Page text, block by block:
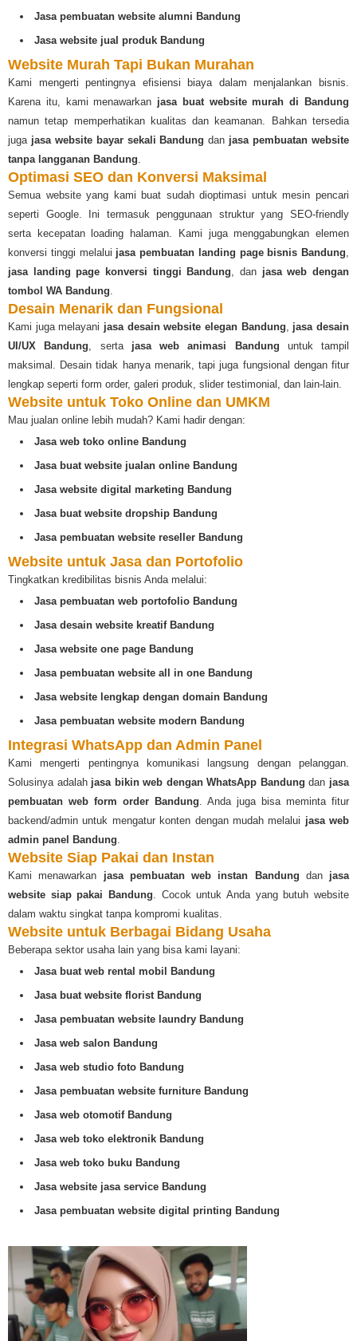
Jasa pembuatan website alumni Bandung
Jasa website jual produk Bandung
Website Murah Tapi Bukan Murahan
Kami mengerti pentingnya efisiensi biaya dalam menjalankan bisnis.
Karena itu, kami menawarkan jasa buat website murah di Bandung
namun tetap memperhatikan kualitas dan keamanan. Bahkan tersedia
juga jasa website bayar sekali Bandung dan jasa pembuatan website
tanpa langganan Bandung.
Optimasi SEO dan Konversi Maksimal
Semua website yang kami buat sudah dioptimasi untuk mesin pencari
seperti Google. Ini termasuk penggunaan struktur yang SEO-friendly
serta kecepatan loading halaman. Kami juga menggabungkan elemen
konversi tinggi melalui jasa pembuatan landing page bisnis Bandung,
jasa landing page konversi tinggi Bandung, dan jasa web dengan
tombol WA Bandung.
Desain Menarik dan Fungsional
Kami juga melayani jasa desain website elegan Bandung, jasa desain
UI/UX Bandung, serta jasa web animasi Bandung untuk tampil
maksimal. Desain tidak hanya menarik, tapi juga fungsional dengan fitur
lengkap seperti form order, galeri produk, slider testimonial, dan lain-lain.
Website untuk Toko Online dan UMKM
Mau jualan online lebih mudah? Kami hadir dengan:
Jasa web toko online Bandung
Jasa buat website jualan online Bandung
Jasa website digital marketing Bandung
Jasa buat website dropship Bandung
Jasa pembuatan website reseller Bandung
Website untuk Jasa dan Portofolio
Tingkatkan kredibilitas bisnis Anda melalui:
Jasa pembuatan web portofolio Bandung
Jasa desain website kreatif Bandung
Jasa website one page Bandung
Jasa pembuatan website all in one Bandung
Jasa website lengkap dengan domain Bandung
Jasa pembuatan website modern Bandung
Integrasi WhatsApp dan Admin Panel
Kami mengerti pentingnya komunikasi langsung dengan pelanggan.
Solusinya adalah jasa bikin web dengan WhatsApp Bandung dan jasa
pembuatan web form order Bandung. Anda juga bisa meminta fitur
backend/admin untuk mengatur konten dengan mudah melalui jasa web
admin panel Bandung.
Website Siap Pakai dan Instan
Kami menawarkan jasa pembuatan web instan Bandung dan jasa
website siap pakai Bandung. Cocok untuk Anda yang butuh website
dalam waktu singkat tanpa kompromi kualitas.
Website untuk Berbagai Bidang Usaha
Beberapa sektor usaha lain yang bisa kami layani:
Jasa buat web rental mobil Bandung
Jasa buat website florist Bandung
Jasa pembuatan website laundry Bandung
Jasa web salon Bandung
Jasa web studio foto Bandung
Jasa pembuatan website furniture Bandung
Jasa web otomotif Bandung
Jasa web toko elektronik Bandung
Jasa web toko buku Bandung
Jasa website jasa service Bandung
Jasa pembuatan website digital printing Bandung